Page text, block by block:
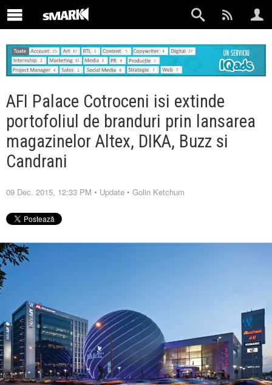
AFI Palace Cotroceni isi extinde
portofoliul de branduri prin lansarea
magazinelor Altex, DIKA, Buzz si
Candrani
09 Dec. 2015, 12:33 PM • Update • Golin Ketchum